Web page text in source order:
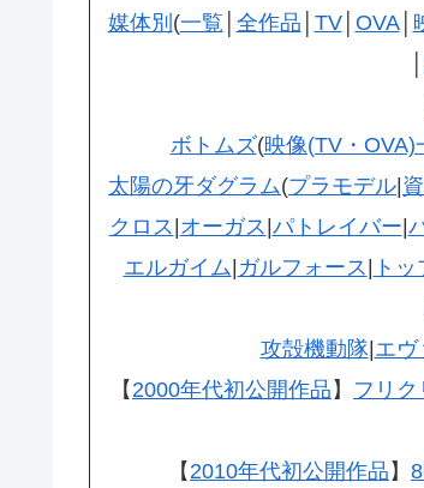
媒体別 (一覧 全作品 TV│ OVA│
ボトムズ(映像(TV・OVA)
太陽の牙ダグラム(プラモデル|
クロス |オーガス |パトレイバー|
エルガイム| ガルフォース | ト
攻殻機動隊|エヴ
【 2000年代初公開作品 】 フリク
【 2010年代初公開作品 】